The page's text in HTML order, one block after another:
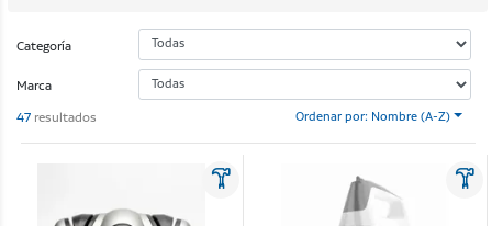
Categoría
Marca
47 resultados Ordenar por: Nombre (A-Z)